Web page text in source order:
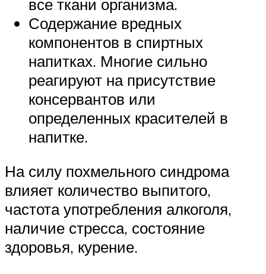
все ткани организма.
Содержание вредных
компонентов в спиртных
напитках. Многие сильно
реагируют на присутствие
консервантов или
определенных красителей в
напитке.
На силу похмельного синдрома
влияет количество выпитого,
частота употребления алкоголя,
наличие стресса, состояние
здоровья, курение.